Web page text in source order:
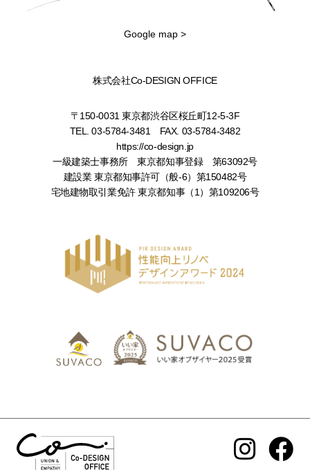
Google map >
株式会社Co-DESIGN OFFICE
〒150-0031 東京都渋谷区桜丘町12-5-3F
TEL.03-5784-3481 FAX. 03-5784-3482
https://co-design.jp
一級建築士事務所 東京都知事登録 第63092号
建設業 東京都知事許可（般-6）第150482号
宅地建物取引業免許 東京都知事（1）第109206号